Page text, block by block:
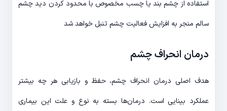
استفاده از چشم بند یا چسب مخصوص با محدود کردن دید چشم
سالم منجر به افزایش فعالیت چشم تنبل خواهد شد
درمان انحراف چشم
هدف اصلی درمان انحراف چشم، حفظ و بازیابی هر چه بیشتر
عملکرد بینایی است. درمان‌ها بسته به نوع و علت این بیماری